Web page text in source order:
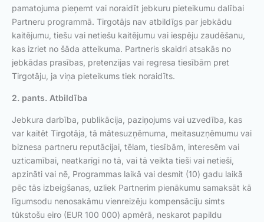
pamatojuma pieņemt vai noraidīt jebkuru pieteikumu dalībai
Partneru programmā. Tirgotājs nav atbildīgs par jebkādu
kaitējumu, tiešu vai netiešu kaitējumu vai iespēju zaudēšanu,
kas izriet no šāda atteikuma. Partneris skaidri atsakās no
jebkādas prasības, pretenzijas vai regresa tiesībām pret
Tirgotāju, ja viņa pieteikums tiek noraidīts.
2. pants. Atbildība
Jebkura darbība, publikācija, paziņojums vai uzvedība, kas
var kaitēt Tirgotāja, tā mātesuzņēmuma, meitasuzņēmumu vai
biznesa partneru reputācijai, tēlam, tiesībām, interesēm vai
uzticamībai, neatkarīgi no tā, vai tā veikta tieši vai netieši,
apzināti vai nē, Programmas laikā vai desmit (10) gadu laikā
pēc tās izbeigšanas, uzliek Partnerim pienākumu samaksāt kā
līgumsodu nenosakāmu vienreizēju kompensāciju simts
tūkstošu eiro (EUR 100 000) apmērā, neskarot papildu